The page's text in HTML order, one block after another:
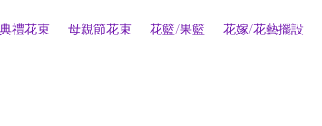
禮花束 母親節花束 花籃/果籃 花嫁/花藝擺設